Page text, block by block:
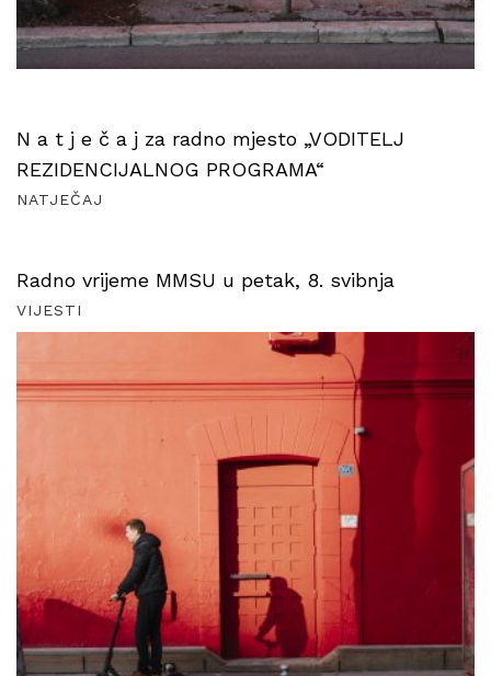
N a t j e č a j za radno mjesto „VODITELJ
REZIDENCIJALNOG PROGRAMA“
NATJEČAJ
Radno vrijeme MMSU u petak, 8. svibnja
VIJESTI